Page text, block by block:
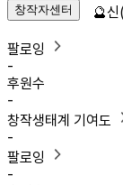
창작자센터
팔로잉
-
후원수
-
창작생태계 기여도
-
팔로잉
-
🔮